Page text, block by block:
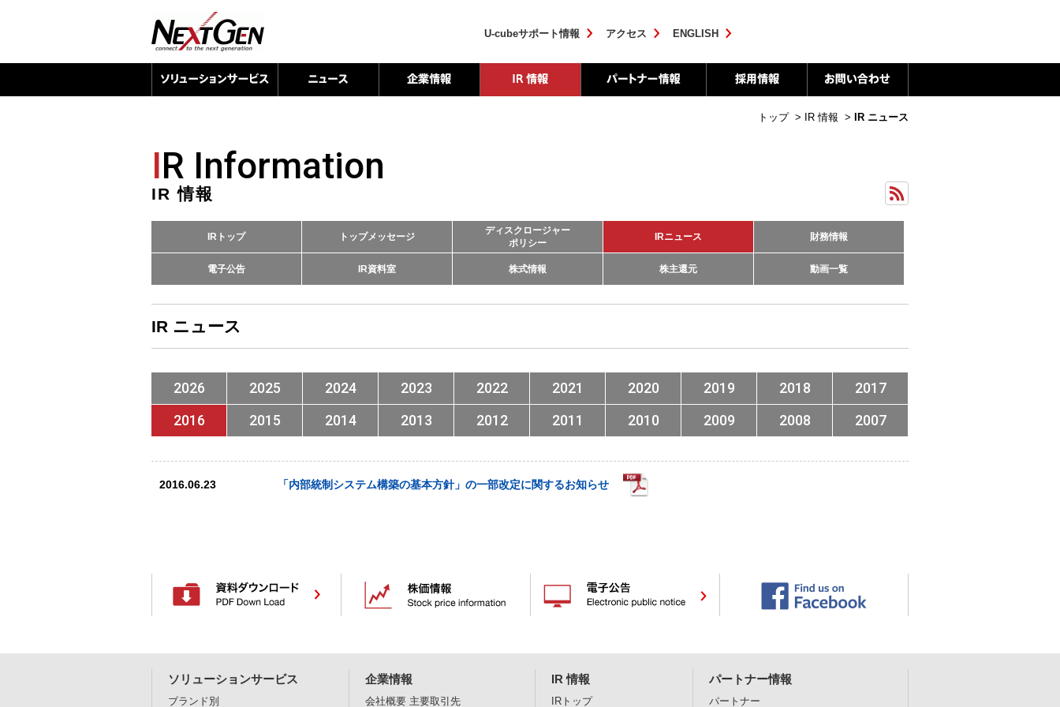
U-cubeサポート情報 アクセス ENGLISH
トップ > IR 情報 > IR ニュース
IR Information
IR 情報
IRトップ トップメッセージ
ディスクロージャー
ポリシー
IRニュース 財務情報
電子公告 IR資料室 株式情報 株主還元 動画一覧
IR ニュース
2026 2025 2024 2023 2022 2021 2020 2019 2018
2017
2016
2015 2014 2013 2012 2011 2010 2009 2008 2007
2016.06.23 「内部統制システム構築の基本方針」の一部改定に関するお知らせ
ソリューションサービス
ブランド別
企業情報
会社概要 主要取引先
IR 情報
IRトップ
パートナー情報
パートナー